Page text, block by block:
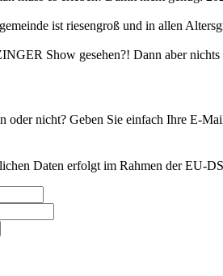
ist riesengroß und in allen
Show gesehen?! Dann aber
oder nicht? Geben Sie einfach Ihre E-
Daten erfolgt im Rahmen der EU-